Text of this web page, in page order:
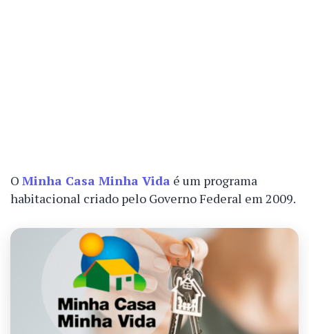
O Minha Casa Minha Vida é um programa
habitacional criado pelo Governo Federal em 2009.